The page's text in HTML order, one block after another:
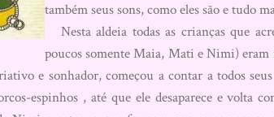
também seus sons, como eles são e tudo
Nesta aldeia todas as crianças que
poucos somente Maia, Mati e Nimi) eram
e sonhador, começou a contar a todos
espinhos , até que ele desaparece e volta